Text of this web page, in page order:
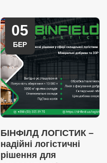
05
БЕР
БІНФІЛД ЛОГІСТИК –
надійні логістичні
рішення для